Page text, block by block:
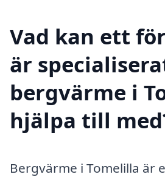
Vad kan ett
är
bergvärme i
hjälpa till
Bergvärme i Tomelilla är